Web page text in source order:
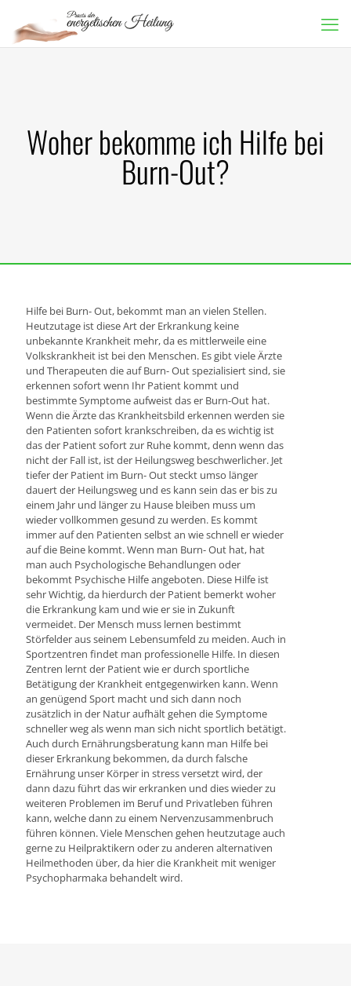
Woher bekomme ich Hilfe bei
Burn-Out?
Hilfe bei Burn- Out, bekommt man an vielen Stellen.
Heutzutage ist diese Art der Erkrankung keine
unbekannte Krankheit mehr, da es mittlerweile eine
Volkskrankheit ist bei den Menschen. Es gibt viele Ärzte
und Therapeuten die auf Burn- Out spezialisiert sind, sie
erkennen sofort wenn Ihr Patient kommt und
bestimmte Symptome aufweist das er Burn-Out hat.
Wenn die Ärzte das Krankheitsbild erkennen werden sie
den Patienten sofort krankschreiben, da es wichtig ist
das der Patient sofort zur Ruhe kommt, denn wenn das
nicht der Fall ist, ist der Heilungsweg beschwerlicher. Jet
tiefer der Patient im Burn- Out steckt umso länger
dauert der Heilungsweg und es kann sein das er bis zu
einem Jahr und länger zu Hause bleiben muss um
wieder vollkommen gesund zu werden. Es kommt
immer auf den Patienten selbst an wie schnell er wieder
auf die Beine kommt. Wenn man Burn- Out hat, hat
man auch Psychologische Behandlungen oder
bekommt Psychische Hilfe angeboten. Diese Hilfe ist
sehr Wichtig, da hierdurch der Patient bemerkt woher
die Erkrankung kam und wie er sie in Zukunft
vermeidet. Der Mensch muss lernen bestimmt
Störfelder aus seinem Lebensumfeld zu meiden. Auch in
Sportzentren findet man professionelle Hilfe. In diesen
Zentren lernt der Patient wie er durch sportliche
Betätigung der Krankheit entgegenwirken kann. Wenn
an genügend Sport macht und sich dann noch
zusätzlich in der Natur aufhält gehen die Symptome
schneller weg als wenn man sich nicht sportlich betätigt.
Auch durch Ernährungsberatung kann man Hilfe bei
dieser Erkrankung bekommen, da durch falsche
Ernährung unser Körper in stress versetzt wird, der
dann dazu führt das wir erkranken und dies wieder zu
weiteren Problemen im Beruf und Privatleben führen
kann, welche dann zu einem Nervenzusammenbruch
führen können. Viele Menschen gehen heutzutage auch
gerne zu Heilpraktikern oder zu anderen alternativen
Heilmethoden über, da hier die Krankheit mit weniger
Psychopharmaka behandelt wird.